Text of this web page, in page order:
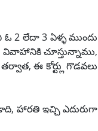
2 లేదా 3 ఏళ్ళ ముందు
చూస్తున్నాము,
ఈ కోర్ట్లు గొడవలు
హారతి ఇచ్చి ఎదురుగా